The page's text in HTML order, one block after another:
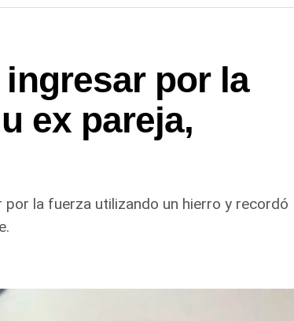
por la
ex pareja,
la fuerza utilizando un hierro y recordó